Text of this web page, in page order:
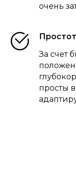
очень
За счет
просты